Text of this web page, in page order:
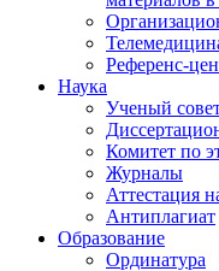
Референс-
Наука
Ученый
Комитет по
Журналы
Аттестация
Антиплагиат
Образование
Ординатура